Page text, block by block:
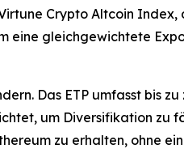
Crypto Altcoin
eine gleichgewichtete
Das ETP umfasst bis
um Diversifikation zu
zu erhalten, ohne